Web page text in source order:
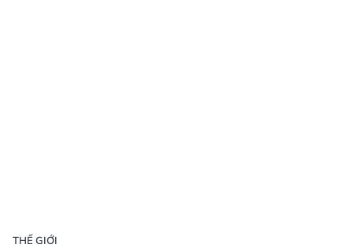
THẾ GIỚI